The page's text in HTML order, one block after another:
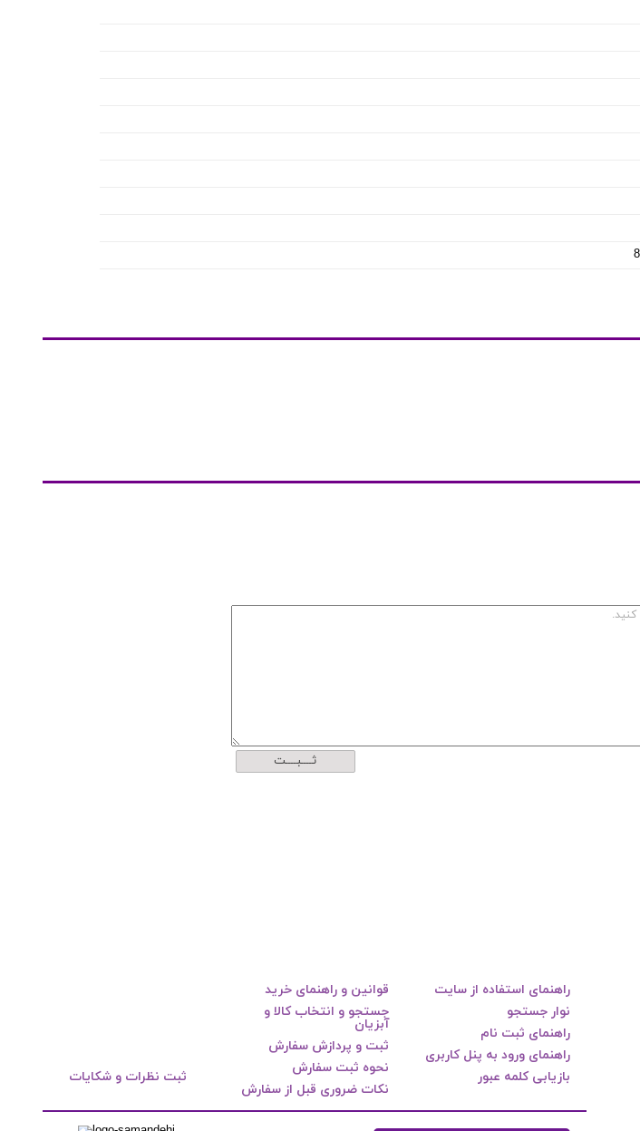
ثــــبــــت
راهنمای استفاده از سایت
نوار جستجو
راهنمای ثبت نام
راهنمای ورود به پنل کاربری
بازیابی کلمه عبور
قوانین و راهنمای خرید
جستجو و انتخاب کالا و
آبزیان
ثبت و پردازش سفارش
نحوه ثبت سفارش
نکات ضروری قبل از سفارش
ثبت نظرات و شکایات